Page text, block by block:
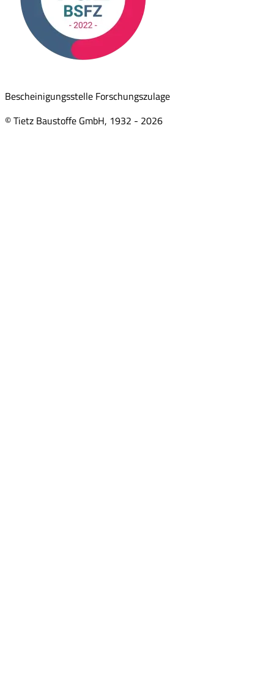
Bescheinigungsstelle Forschungszulage
© Tietz Baustoffe GmbH, 1932 - 2026